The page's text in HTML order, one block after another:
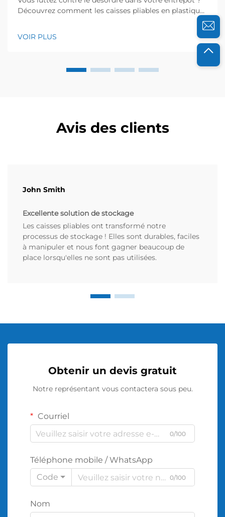
Découvrez comment les caisses pliables en plastique
réduisent l’espace de stockage requis jusqu’à 75 % —
Découvrez dès maintenant des économies concrètes.
VOIR PLUS
Avis des clients
John Smith
Excellente solution de stockage
Les caisses pliables ont transformé notre
processus de stockage ! Elles sont durables, faciles
à manipuler et nous font gagner beaucoup de
place lorsqu'elles ne sont pas utilisées.
Obtenir un devis gratuit
Notre représentant vous contactera sous peu.
Courriel
0/100
Téléphone mobile / WhatsApp
Code
0/100
Nom